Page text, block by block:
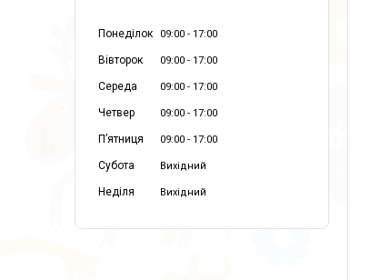
Понеділок 09:00 17:00
Вівторок 09:00 17:00
Середа 09:00 17:00
Четвер 09:00 17:00
Пʼятниця 09:00 17:00
Субота Вихідний
Неділя Вихідний